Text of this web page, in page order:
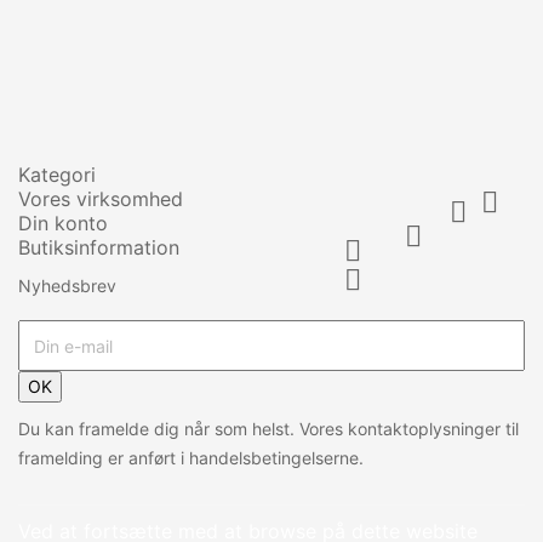
Kategori

Vores virksomhed 
Din konto 
Butiksinformation


Nyhedsbrev
OK
Du kan framelde dig når som helst. Vores kontaktoplysninger til
framelding er anført i handelsbetingelserne.